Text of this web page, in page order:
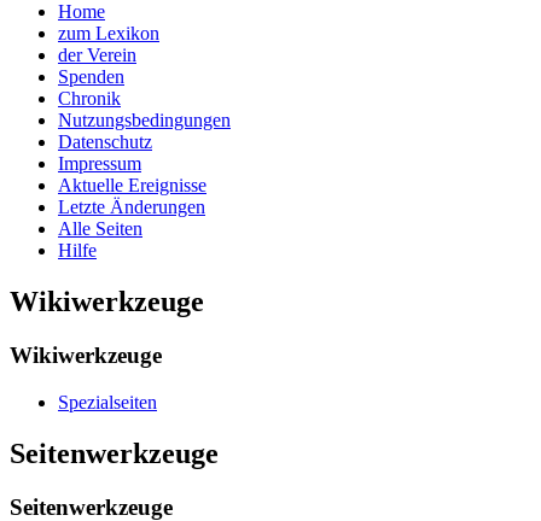
Home
zum Lexikon
der Verein
Spenden
Chronik
Nutzungsbedingungen
Datenschutz
Impressum
Aktuelle Ereignisse
Letzte Änderungen
Alle Seiten
Hilfe
Wikiwerkzeuge
Wikiwerkzeuge
Spezialseiten
Seitenwerkzeuge
Seitenwerkzeuge